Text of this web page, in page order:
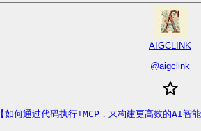
AIGCLINK
@aigclink
何通过代码执行+MCP，来构建更高效的AI智